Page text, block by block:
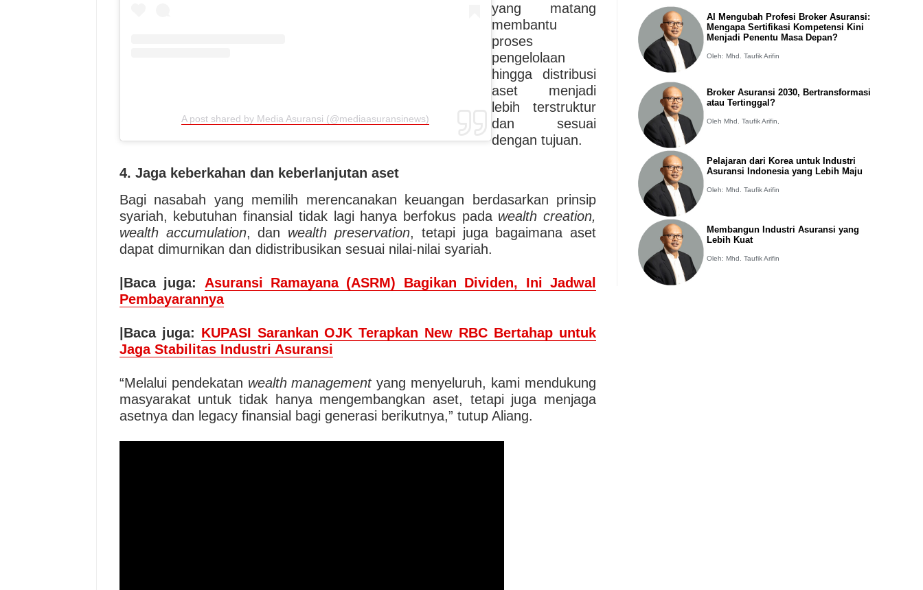
A post shared by Media Asuransi (@mediaasuransinews)
yang matang
membantu
proses
pengelolaan
hingga distribusi
aset menjadi
lebih terstruktur
dan sesuai
dengan tujuan.
4. Jaga keberkahan dan keberlanjutan aset
Bagi nasabah yang memilih merencanakan keuangan berdasarkan prinsip
syariah, kebutuhan finansial tidak lagi hanya berfokus pada wealth creation,
wealth accumulation, dan wealth preservation, tetapi juga bagaimana aset
dapat dimurnikan dan didistribusikan sesuai nilai-nilai syariah.
|Baca juga: Asuransi Ramayana (ASRM) Bagikan Dividen, Ini Jadwal
Pembayarannya
|Baca juga: KUPASI Sarankan OJK Terapkan New RBC Bertahap untuk
Jaga Stabilitas Industri Asuransi
“Melalui pendekatan wealth managementyang menyeluruh, kami mendukung
masyarakat untuk tidak hanya mengembangkan aset, tetapi juga menjaga
asetnya dan legacy finansial bagi generasi berikutnya,” tutup Aliang.
AI Mengubah Profesi Broker Asuransi:
Mengapa Sertifikasi Kompetensi Kini
Menjadi Penentu Masa Depan?
Oleh: Mhd. Taufik Arifin
Broker Asuransi 2030, Bertransformasi
atau Tertinggal?
Oleh Mhd. Taufik Arifin,
Pelajaran dari Korea untuk Industri
Asuransi Indonesia yang Lebih Maju
Oleh: Mhd. Taufik Arifin
Membangun Industri Asuransi yang
Lebih Kuat
Oleh: Mhd. Taufik Arifin